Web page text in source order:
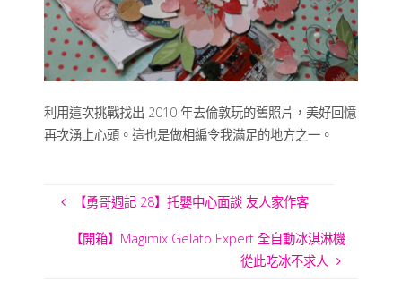
利用這次挑戰找出 2010 年去倫敦玩的舊照片，美好回憶
再次湧上心頭。這也是做相編令我滿足的地方之一。
【勇哥週記 28】托嬰中心面談 友人家作客
【開箱】Magimix Gelato Expert 全自動冰淇淋機
從此吃冰不求人